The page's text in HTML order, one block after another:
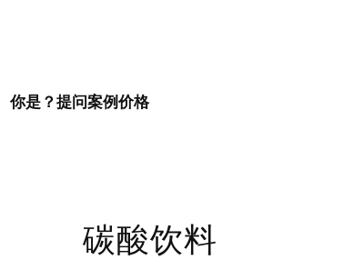
你是？ 提问案例价格
碳酸饮料